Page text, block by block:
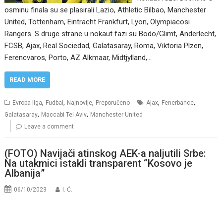
osminu finala su se plasirali Lazio, Athletic Bilbao, Manchester
United, Tottenham, Eintracht Frankfurt, Lyon, Olympiacosi
Rangers. S druge strane u nokaut fazi su Bodo/Glimt, Anderlecht,
FCSB, Ajax, Real Sociedad, Galatasaray, Roma, Viktoria Plzen,
Ferencvaros, Porto, AZ Alkmaar, Midtjylland,…
READ MORE
Evropa liga, Fudbal, Najnovije, Preporučeno Ajax, Fenerbahce,
Galatasaray, Maccabi Tel Aviv, Manchester United
Leave a comment
(FOTO) Navijači atinskog AEK-a naljutili Srbe:
Na utakmici istakli transparent “Kosovo je
Albanija”
06/10/2023 I. Ć.